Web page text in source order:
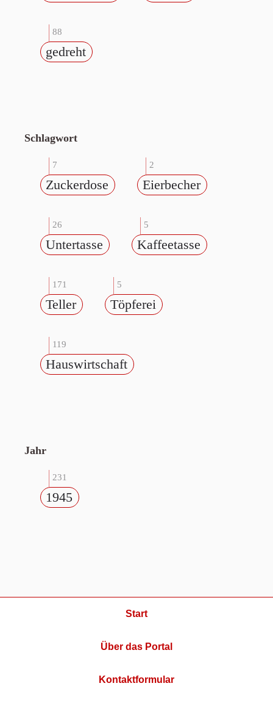
88
gedreht
Schlagwort
7
Zuckerdose
2
Eierbecher
26
Untertasse
5
Kaffeetasse
171
Teller
5
Töpferei
119
Hauswirtschaft
Jahr
231
1945
Start
Über das Portal
Kontaktformular